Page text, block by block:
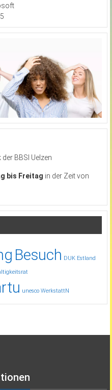
bis Freitag in der Zeit von
Besuch DUK Estland
unesco WerkstattN